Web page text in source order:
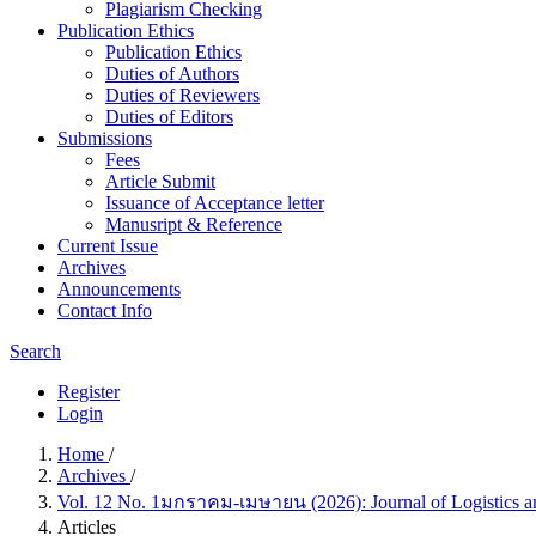
Plagiarism Checking
Publication Ethics
Publication Ethics
Duties of Authors
Duties of Reviewers
Duties of Editors
Submissions
Fees
Article Submit
Issuance of Acceptance letter
Manusript & Reference
Current Issue
Archives
Announcements
Contact Info
Search
Register
Login
Home /
Archives /
Vol. 12 No. 1มกราคม-เมษายน (2026): Journal of Logistics
Articles